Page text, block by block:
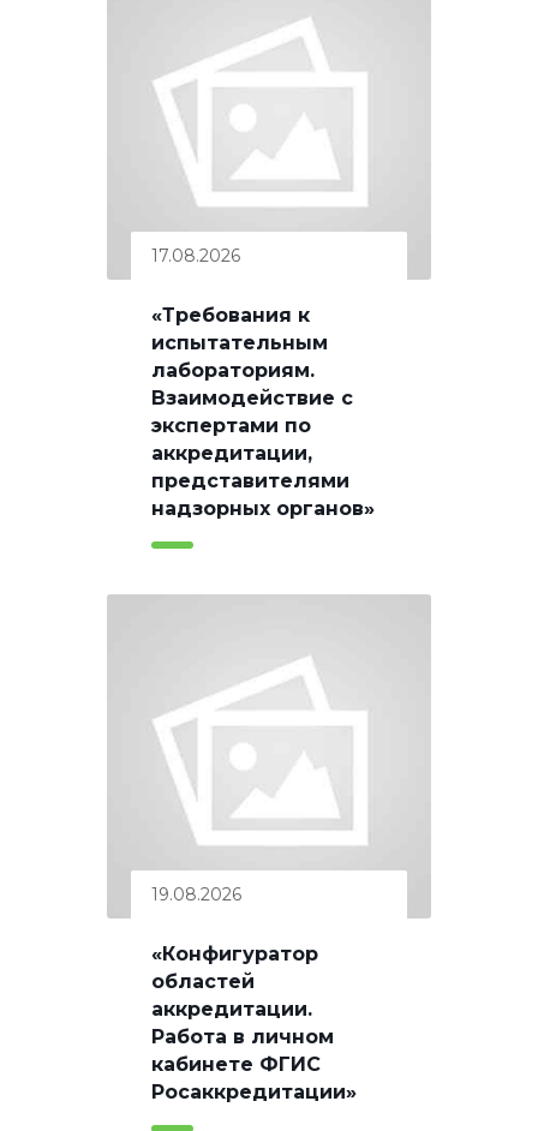
17.08.2026
«Требования к
испытательным
лабораториям.
Взаимодействие с
экспертами по
аккредитации,
представителями
надзорных органов»
19.08.2026
«Конфигуратор
областей
аккредитации.
Работа в личном
кабинете ФГИС
Росаккредитации»